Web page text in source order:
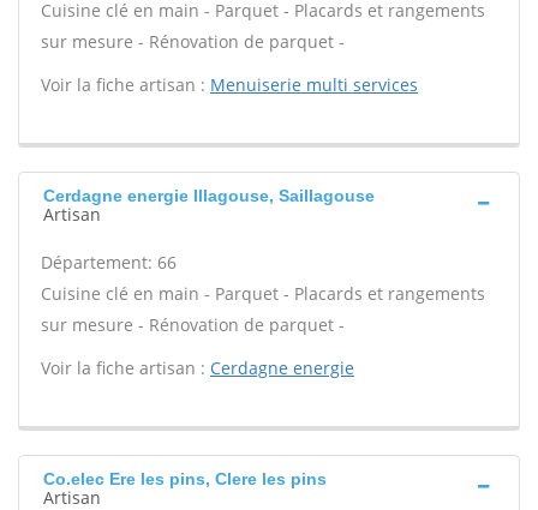
Cuisine clé en main - Parquet - Placards et rangements
sur mesure - Rénovation de parquet -
Voir la fiche artisan : Menuiserie multi services
Cerdagne energie Illagouse, Saillagouse
Artisan
Département: 66
Cuisine clé en main - Parquet - Placards et rangements
sur mesure - Rénovation de parquet -
Voir la fiche artisan : Cerdagne energie
Co.elec Ere les pins, Clere les pins
Artisan